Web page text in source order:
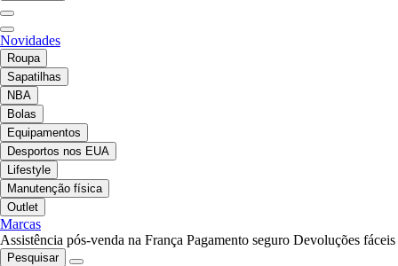
Novidades
Roupa
Sapatilhas
NBA
Bolas
Equipamentos
Desportos nos EUA
Lifestyle
Manutenção física
Outlet
Marcas
Assistência pós-venda na França Pagamento seguro Devoluções fáceis
Pesquisar